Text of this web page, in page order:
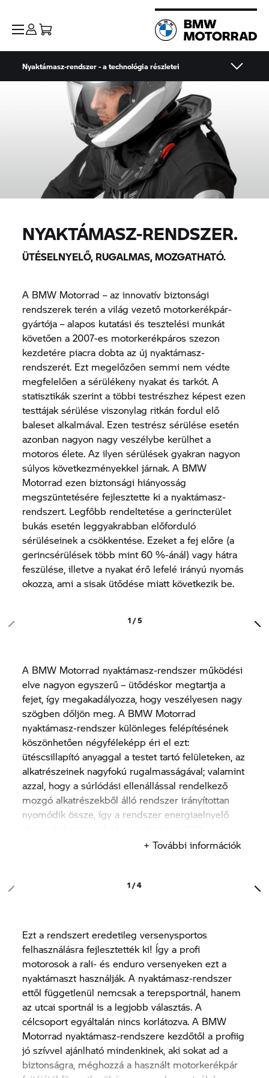
Nyaktámasz-rendszer - a technológia részletei
NYAKTÁMASZ-RENDSZER.
ÜTÉSELNYELŐ, RUGALMAS, MOZGATHATÓ.
A BMW Motorrad – az innovatív biztonsági
rendszerek terén a világ vezető motorkerékpár-
gyártója – alapos kutatási és tesztelési munkát
követően a 2007-es motorkerékpáros szezon
kezdetére piacra dobta az új nyaktámasz-
rendszerét. Ezt megelőzően semmi nem védte
megfelelően a sérülékeny nyakat és tarkót. A
statisztikák szerint a többi testrészhez képest ezen
testtájak sérülése viszonylag ritkán fordul elő
baleset alkalmával. Ezen testrész sérülése esetén
azonban nagyon nagy veszélybe kerülhet a
motoros élete. Az ilyen sérülések gyakran nagyon
súlyos következményekkel járnak. A BMW
Motorrad ezen biztonsági hiányosság
megszüntetésére fejlesztette ki a nyaktámasz-
rendszert. Legfőbb rendeltetése a gerincterület
bukás esetén leggyakrabban előforduló
sérüléseinek a csökkentése. Ezeket a fej előre (a
gerincsérülések több mint 60 %-ánál) vagy hátra
feszülése, illetve a nyakat érő lefelé irányú nyomás
okozza, ami a sisak ütődése miatt következik be.
1 / 5
A BMW Motorrad nyaktámasz-rendszer működési
elve nagyon egyszerű – ütődéskor megtartja a
fejet, így megakadályozza, hogy veszélyesen nagy
szögben dőljön meg. A BMW Motorrad
nyaktámasz-rendszer különleges felépítésének
köszönhetően négyféleképp éri el ezt:
ütéscsillapító anyaggal a testet tartó felületeken, az
alkatrészeinek nagyfokú rugalmasságával; valamint
azzal, hogy a súrlódási ellenállással rendelkező
mozgó alkatrészekből álló rendszer irányítottan
nyomódik össze, így a rendszer energiaelnyelő
törésirányokba osztja el az energiát.
erőket, amelyek eredetileg a fejet érnék a
A kiváló minőségű és könnyű anyagoknak – mint
pl. a karbon és a Kevlár – a nyaktámasz-rendszer
súlya kicsi, így kényelmes a viselése. A fej
veszélyes mértékű elbillenésének megelőzése
érdekében kis mértékben minden irányban
korlátozza a fej szabad mozgását. Ettől függetlenül
a motorozás élményéhez szükséges minden
mozdulat végrehajtható, és nincs korlátozva a
látómező sem. Hamar meg lehet szokni, nem
zavarja a motorozást. A BMW Motorrad
nyaktámasz-rendszert hosszabb utak, nagyobb
+ További információk
1 / 4
Ezt a rendszert eredetileg versenysportos
felhasználásra fejlesztették ki! Így a profi
motorosok a rali- és enduro versenyeken ezt a
nyaktámaszt használják. A nyaktámasz-rendszer
ettől függetlenül nemcsak a terepsportnál, hanem
az utcai sportnál is a legjobb választás. A
célcsoport egyáltalán nincs korlátozva. A BMW
Motorrad nyaktámasz-rendszere kezdőtől a profiig
jó szívvel ajánlható mindenkinek, aki sokat ad a
biztonságra, méghozzá a használt motorkerékpár